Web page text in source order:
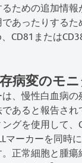
ための追加情報
あったりするた
CD81または
病変のモ
、慢性白血病の
あると報告され
グを使用して、
マーカーを同時
正常細胞と腫瘍